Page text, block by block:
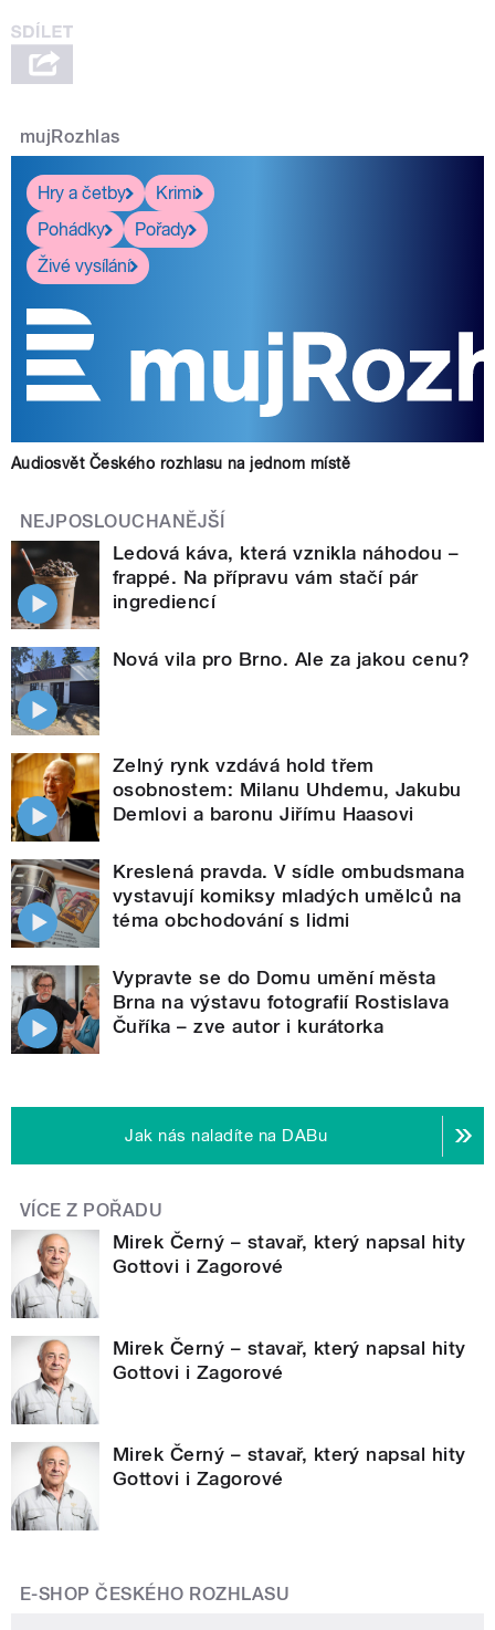
mujRozhlas
Hry a četby
Krimi
Pohádky
Pořady
Živé vysílání
Audiosvět Českého rozhlasu na jednom místě
NEJPOSLOUCHANĚJŠÍ
Ledová káva, která vznikla náhodou –
frappé. Na přípravu vám stačí pár
ingrediencí
Nová vila pro Brno. Ale za jakou cenu?
Zelný rynk vzdává hold třem
osobnostem: Milanu Uhdemu, Jakubu
Demlovi a baronu Jiřímu Haasovi
Kreslená pravda. V sídle ombudsmana
vystavují komiksy mladých umělců na
téma obchodování s lidmi
Vypravte se do Domu umění města
Brna na výstavu fotografií Rostislava
Čuříka – zve autor i kurátorka
Jak nás naladíte na DABu
VÍCE Z POŘADU
Mirek Černý – stavař, který napsal hity
Gottovi i Zagorové
Mirek Černý – stavař, který napsal hity
Gottovi i Zagorové
Mirek Černý – stavař, který napsal hity
Gottovi i Zagorové
E-SHOP ČESKÉHO ROZHLASU